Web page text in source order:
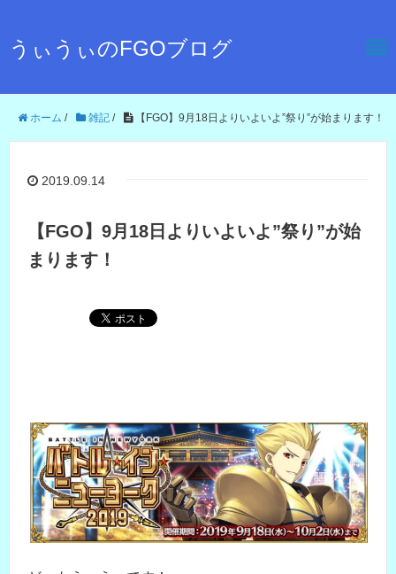
うぃうぃのFGOブログ
ホーム / 雑記 / 【FGO】9月18日よりいよいよ”祭り”が始まります！
2019.09.14
【FGO】9月18日よりいよいよ”祭り”が始
まります！